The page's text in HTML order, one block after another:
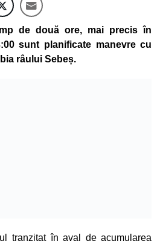
de două ore, mai precis în
sunt planificate manevre cu
râului Sebeș.
tranzitat în aval de acumularea